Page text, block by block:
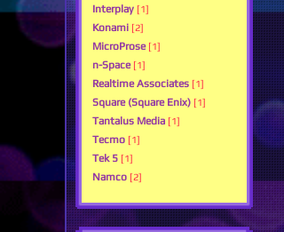
Interplay [1]
Konami [2]
MicroProse [1]
n-Space [1]
Realtime Associates [1]
Square (Square Enix) [1]
Tantalus Media [1]
Tecmo [1]
Tek 5 [1]
Namco [2]